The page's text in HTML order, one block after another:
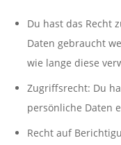
Du hast das Recht
Daten gebraucht
wie lange diese
Zugriffsrecht: Du
persönliche Daten
Recht auf